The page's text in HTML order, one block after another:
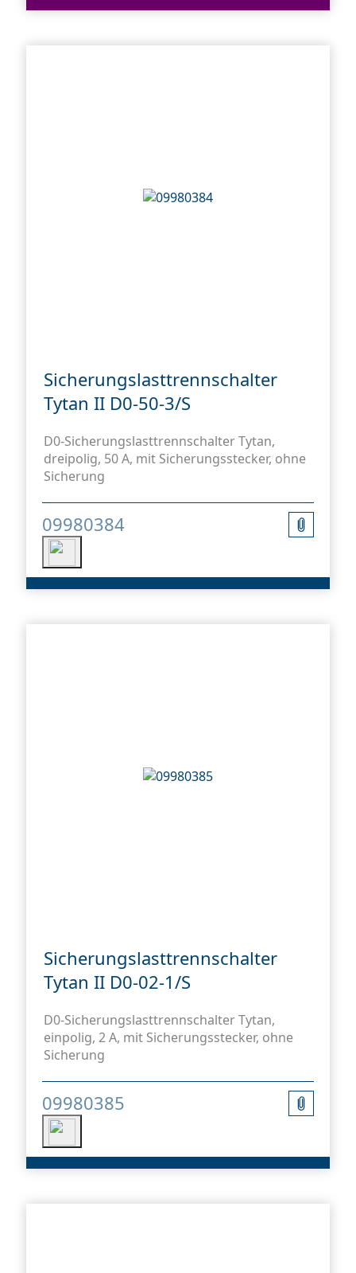
Sicherungslasttrennschalter
Tytan II D0-50-3/S
D0-Sicherungslasttrennschalter Tytan,
dreipolig, 50 A, mit Sicherungsstecker, ohne
Sicherung
09980384
Sicherungslasttrennschalter
Tytan II D0-02-1/S
D0-Sicherungslasttrennschalter Tytan,
einpolig, 2 A, mit Sicherungsstecker, ohne
Sicherung
09980385